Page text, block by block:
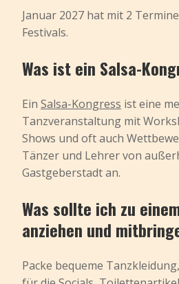
Januar 2027 hat mit 2
Festivals.
Was ist ein Salsa-
Ein Salsa-Kongress ist eine
Tanzveranstaltung mit
Shows und oft auch
Tänzer und Lehrer von
Gastgeberstadt an.
Was sollte ich zu
anziehen und
Packe bequeme